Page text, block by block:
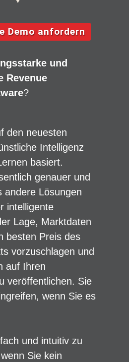
Demo anfordern
und
Revenue
?
den neuesten
Intelligenz
basiert.
genauer und
andere Lösungen
intelligente
Lage, Marktdaten
besten Preis des
vorzuschlagen und
auf Ihren
veröffentlichen. Sie
wenn Sie es
und intuitiv zu
Sie kein